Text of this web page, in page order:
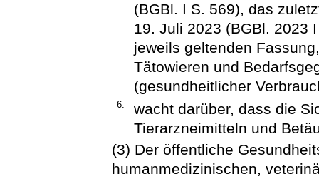
(BGBl. I S. 569), das
19. Juli 2023 (BGBl. 2023
jeweils geltenden
Tätowieren und
(gesundheitlicher
6.
wacht darüber, dass die
Tierarzneimitteln und
(3) Der öffentliche
humanmedizinischen,